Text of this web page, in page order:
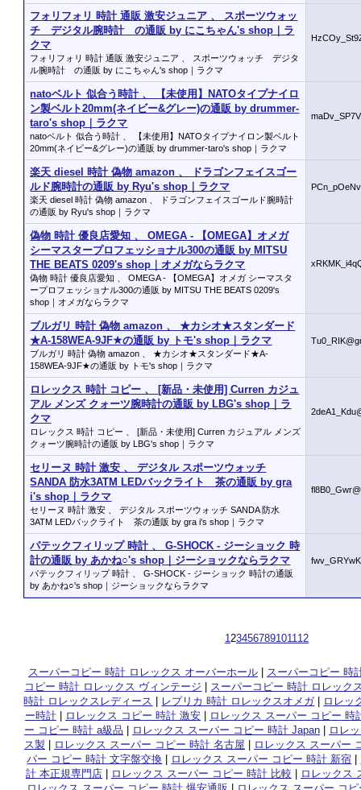
フォリフォリ 時計 通販 激安ジュニア 、 スポーツウォッ
チ デジタル腕時計 の通販 by にこちゃん's shop｜ラ
クマ
フォリフォリ 時計 通販 激安ジュニア 、 スポーツウォッチ デジタ
ル腕時計 の通販 by にこちゃん's shop｜ラクマ
natoベルト 似合う時計 、 【未使用】NATOタイプナイロ
ン製ベルト20mm(ネイビー&グレー)の通販 by drummer-
taro's shop｜ラクマ
natoベルト 似合う時計 、 【未使用】NATOタイプナイロン製ベルト
20mm(ネイビー&グレー)の通販 by drummer-taro's shop｜ラクマ
楽天 diesel 時計 偽物 amazon 、 ドラゴンフェイスゴー
ルド腕時計の通販 by Ryu's shop｜ラクマ
楽天 diesel 時計 偽物 amazon 、 ドラゴンフェイスゴールド腕時計
の通販 by Ryu's shop｜ラクマ
偽物 時計 優良店愛知 、 OMEGA - 【OMEGA】オメガ
シーマスタープロフェッショナル300の通販 by MITSU
THE BEATS 0209's shop｜オメガならラクマ
偽物 時計 優良店愛知 、 OMEGA - 【OMEGA】オメガ シーマスタ
ープロフェッショナル300の通販 by MITSU THE BEATS 0209's
shop｜オメガならラクマ
ブルガリ 時計 偽物 amazon 、 ★カシオ★スタンダード
★A-158WEA-9JF★の通販 by トモ's shop｜ラクマ
ブルガリ 時計 偽物 amazon 、 ★カシオ★スタンダード★A-
158WEA-9JF★の通販 by トモ's shop｜ラクマ
ロレックス 時計 コピー 、 [新品・未使用] Curren カジュ
アル メンズ クォーツ腕時計の通販 by LBG's shop｜ラ
クマ
ロレックス 時計 コピー 、 [新品・未使用] Curren カジュアル メンズ
クォーツ腕時計の通販 by LBG's shop｜ラクマ
セリーヌ 時計 激安 、 デジタル スポーツウォッチ
SANDA 防水3ATM LEDバックライト 茶の通販 by gra
i's shop｜ラクマ
セリーヌ 時計 激安 、 デジタル スポーツウォッチ SANDA 防水
3ATM LEDバックライト 茶の通販 by gra i's shop｜ラクマ
パテックフィリップ 時計 、 G-SHOCK - ジーショック 時
計の通販 by あかね○'s shop｜ジーショックならラクマ
パテックフィリップ 時計 、 G-SHOCK - ジーショック 時計の通販
by あかね○'s shop｜ジーショックならラクマ
1 234567891011 12
スーパーコピー 時計 ロレックス オーバーホール| スーパーコピー 時
コピー 時計 ロレックス ヴィンテージ
スーパーコピー 時計 ロレック
時計 ロレックスレディース
レプリカ 時計 ロレックスオメガ|
ロレッ
ー時計| ロレックス コピー 時計 激安|
ロレックス スーパー コピー 時
ー コピー 時計 a級品
ロレックス スーパー コピー 時計 Japan|
ロレ
ス製
ロレックス スーパー コピー 時計 名古屋
ロレックス スーパー
パー コピー 時計 文字盤交換
ロレックス スーパー コピー 時計 新宿
計 本正規専門店| ロレックス スーパー コピー 時計 比較
ロレックス